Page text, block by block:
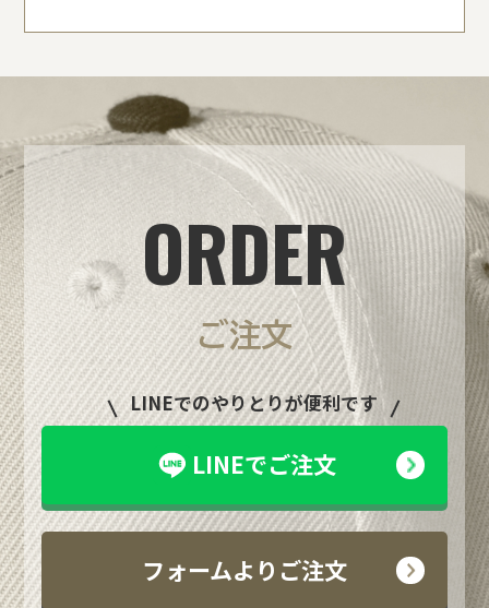
ORDER
ご注文
LINEでのやりとりが便利です
LINEでご注文
フォームよりご注文